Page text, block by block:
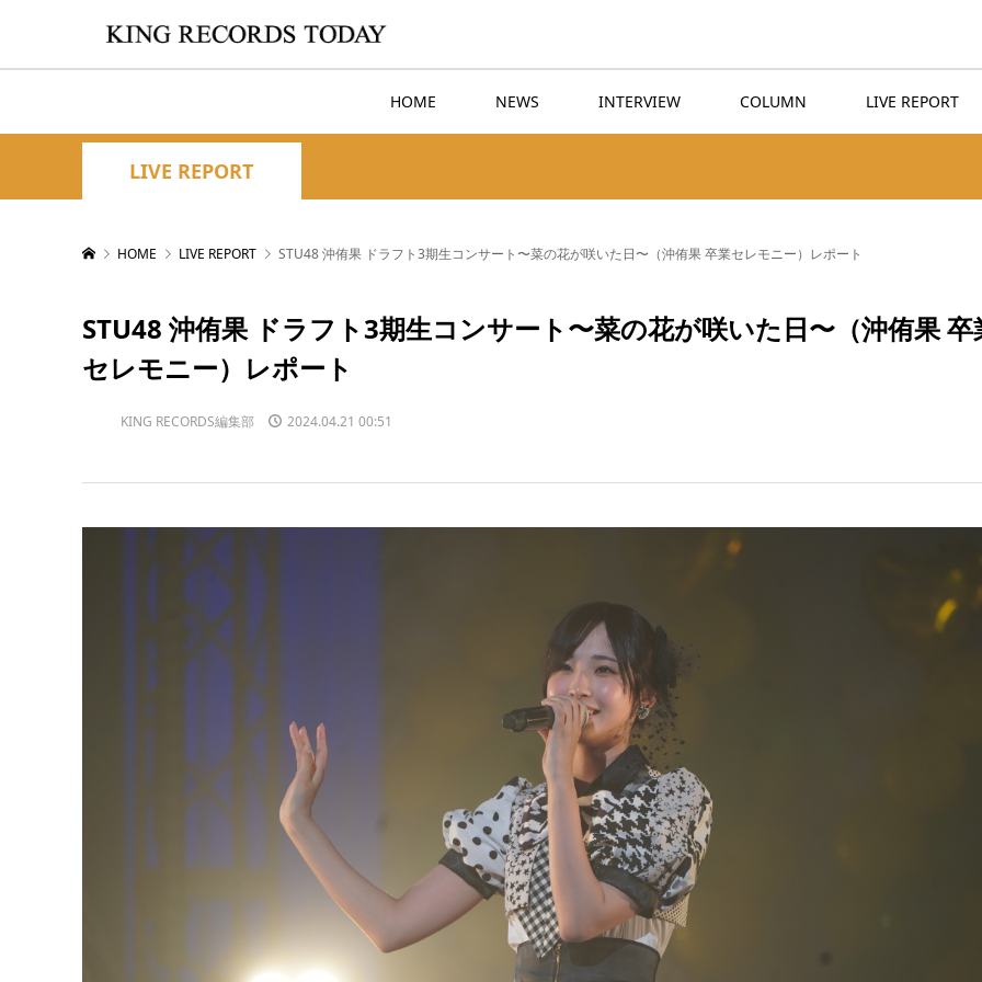
HOME NEWS INTERVIEW COLUMN LIVE REPORT
LIVE REPORT
HOME LIVE REPORT STU48 沖侑果 ドラフト3期生コンサート〜菜の花が咲いた日〜（沖侑果 卒業セレモニー）レポート
STU48 沖侑果 ドラフト3期生コンサート〜菜の花が咲いた日〜（沖侑果 卒
セレモニー）レポート
KING RECORDS編集部 2024.04.21 00:51